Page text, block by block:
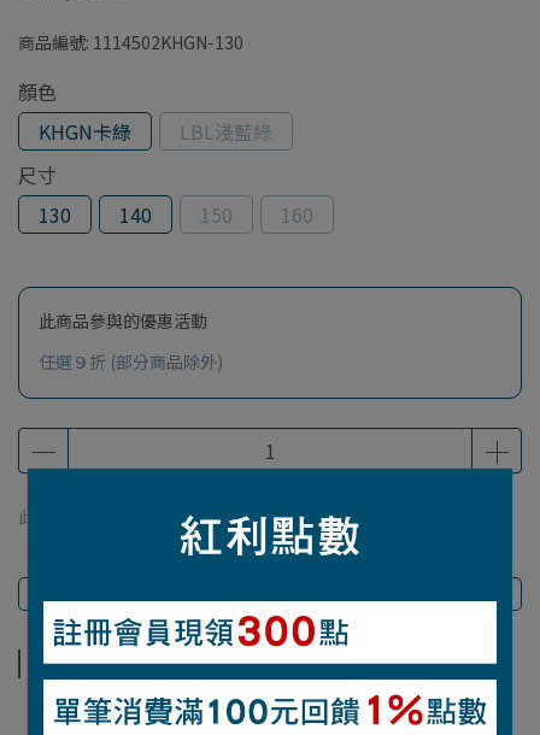
商品編號: 1114502KHGN-130
顏色
KHGN卡綠
LBL淺藍綠
尺寸
130
140 150 160
此商品參與的優惠活動
任選９折 (部分商品除外)
此商品 「 最高 」可以折抵紅利150點 (約等於
商品介紹
【材質】 Wickron® （聚酯纖維）